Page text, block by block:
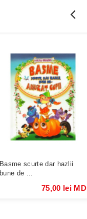
Basme scurte dar hazlii
bune de ...
75,00 lei MD